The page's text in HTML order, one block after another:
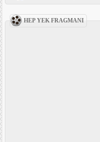
HEP YEK FRAGMANI